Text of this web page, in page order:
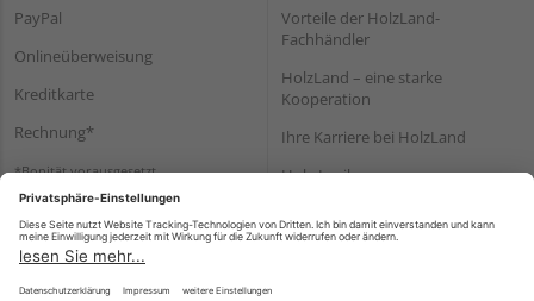
PayPal
Onlineüberweisung
Kreditkarte
Rechnung*
*Bonität vorausgesetzt
Vorteile der HolzLand-
Fachhändler
HolzLand – eine starke
Kooperation
Ihre Karriere bei HolzLand
Holz-Lexikon